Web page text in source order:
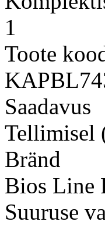
1
Toote
Saadavus
Tellimisel
Bränd
Bios Line
Suuruse